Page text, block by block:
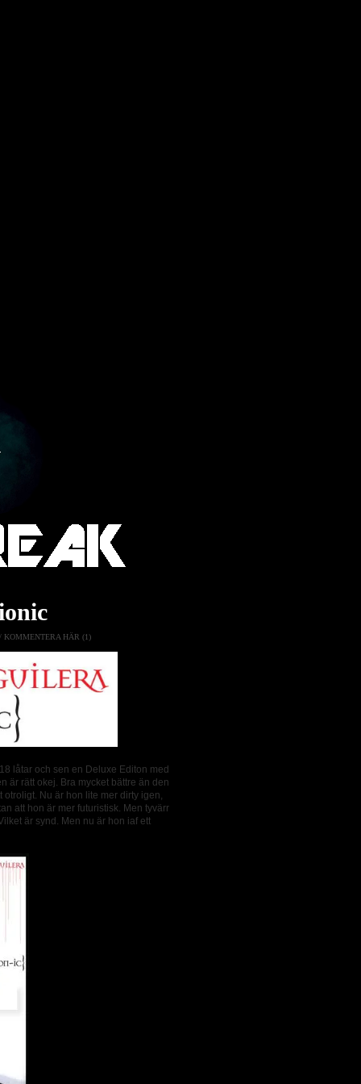
KOMMENTERA HÄR (1)
låtar och sen en Deluxe Editon med
är rätt okej. Bra mycket bättre än den
Nu är hon lite mer dirty igen,
att hon är mer futuristisk. Men tyvärr
är synd. Men nu är hon iaf ett